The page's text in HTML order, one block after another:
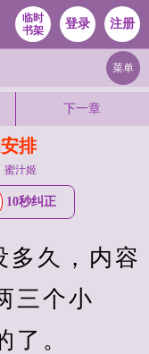
临时
书架
登录 注册
菜单
下一章
排
蜜汁姬
10秒纠正
多久，内容
三个小
了。